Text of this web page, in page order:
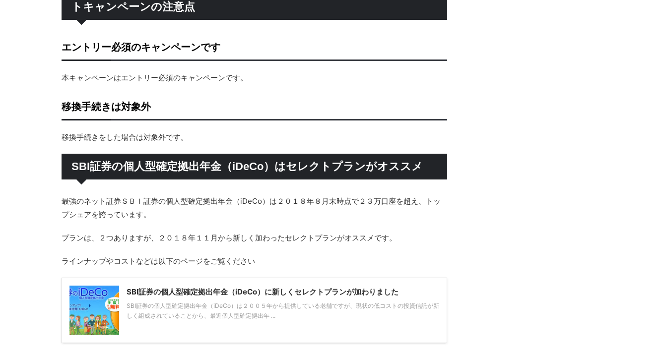
トキャンペーンの注意点
エントリー必須のキャンペーンです
本キャンペーンはエントリー必須のキャンペーンです。
移換手続きは対象外
移換手続きをした場合は対象外です。
SBI証券の個人型確定拠出年金（iDeCo）はセレクトプランがオススメ
最強のネット証券ＳＢＩ証券の個人型確定拠出年金（iDeCo）は２０１８年８月末時点で２３万口座を超え、トッ
プシェアを誇っています。
プランは、２つありますが、２０１８年１１月から新しく加わったセレクトプランがオススメです。
ラインナップやコストなどは以下のページをご覧ください
SBI証券の個人型確定拠出年金（iDeCo）に新しくセレクトプランが加わりました
SBI証券の個人型確定拠出年金（iDeCo）は２００５年から提供している老舗ですが、現状の低コストの投資信託が新
しく組成されていることから、最近個人型確定拠出年 ...